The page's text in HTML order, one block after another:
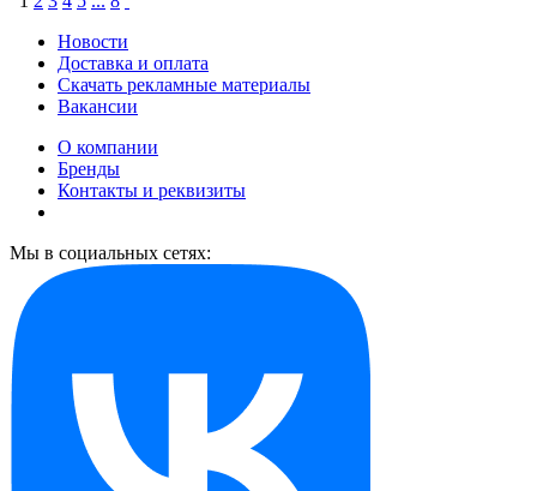
Новости
Доставка и оплата
Скачать рекламные материалы
Вакансии
О компании
Бренды
Контакты и реквизиты
Мы в социальных сетях: